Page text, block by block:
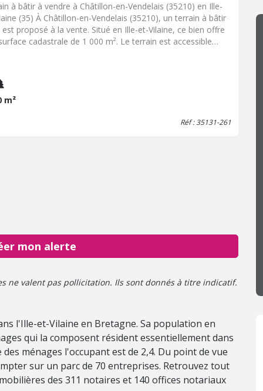
à bâtir à vendre à Châtillon-en-Vendelais (35210) en Ille-
(35) À Châtillon-en-Vendelais (35210), un terrain à bâtir
est proposé à la vente. Situé en Ille-et-Vilaine, ce bien offre
cadastrale de 1 000 m². Le terrain est accessible
(eau potable, électricité, assainissement) sont à la
des acquéreurs. Contactez notre office notarial pour
de plus amples renseignements sur ce terrain à bâtir à
m²
Réf : 35131-261
mon alerte
ne valent pas pollicitation. Ils sont donnés à titre indicatif.
l'Ille-et-Vilaine en Bretagne. Sa population en
qui la composent résident essentiellement dans
ménages l'occupant est de 2,4. Du point de vue
sur un parc de 70 entreprises. Retrouvez tout
des 311 notaires et 140 offices notariaux